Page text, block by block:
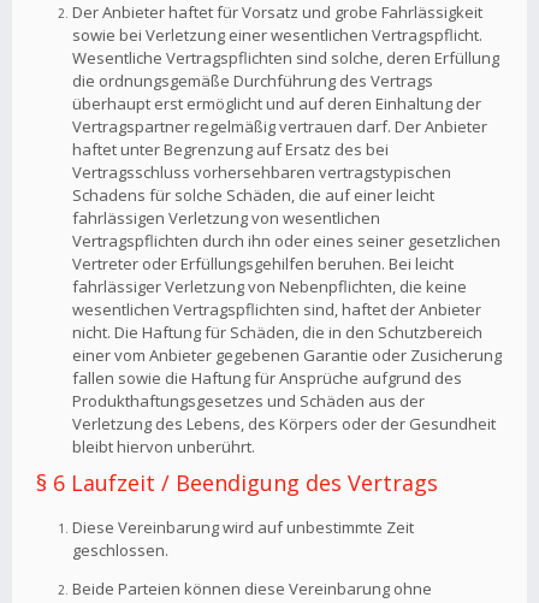
Der Anbieter haftet für Vorsatz und grobe Fahrlässigkeit
sowie bei Verletzung einer wesentlichen Vertragspflicht.
Wesentliche Vertragspflichten sind solche, deren Erfüllung
die ordnungsgemäße Durchführung des Vertrags
überhaupt erst ermöglicht und auf deren Einhaltung der
Vertragspartner regelmäßig vertrauen darf. Der Anbieter
haftet unter Begrenzung auf Ersatz des bei
Vertragsschluss vorhersehbaren vertragstypischen
Schadens für solche Schäden, die auf einer leicht
fahrlässigen Verletzung von wesentlichen
Vertragspflichten durch ihn oder eines seiner gesetzlichen
Vertreter oder Erfüllungsgehilfen beruhen. Bei leicht
fahrlässiger Verletzung von Nebenpflichten, die keine
wesentlichen Vertragspflichten sind, haftet der Anbieter
nicht. Die Haftung für Schäden, die in den Schutzbereich
einer vom Anbieter gegebenen Garantie oder Zusicherung
fallen sowie die Haftung für Ansprüche aufgrund des
Produkthaftungsgesetzes und Schäden aus der
Verletzung des Lebens, des Körpers oder der Gesundheit
bleibt hiervon unberührt.
§ 6 Laufzeit / Beendigung des Vertrags
Diese Vereinbarung wird auf unbestimmte Zeit
geschlossen.
Beide Parteien können diese Vereinbarung ohne